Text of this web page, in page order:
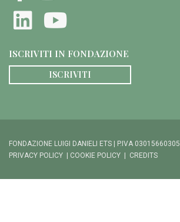
ISCRIVITI IN FONDAZIONE
ISCRIVITI
FONDAZIONE LUIGI DANIELI ETS | P.IVA 03015660305
PRIVACY POLICY | COOKIE POLICY | CREDITS